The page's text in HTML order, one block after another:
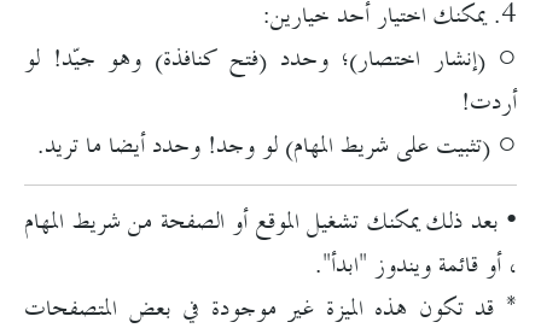
4. يمكنك اختيار أحد خيارين:
○ (إنشار اختصار)؛ وحدد (فتح كنافذة) وهو جيّد! لو
أردت!
○ (تثبيت على شريط المهام) لو وجد! وحدد أيضا ما تريد.
• بعد ذلك يمكنك تشغيل الموقع أو الصفحة من شريط المهام
، أو قائمة ويندوز "ابدأ".
* قد تكون هذه الميزة غير موجودة في بعض المتصفحات